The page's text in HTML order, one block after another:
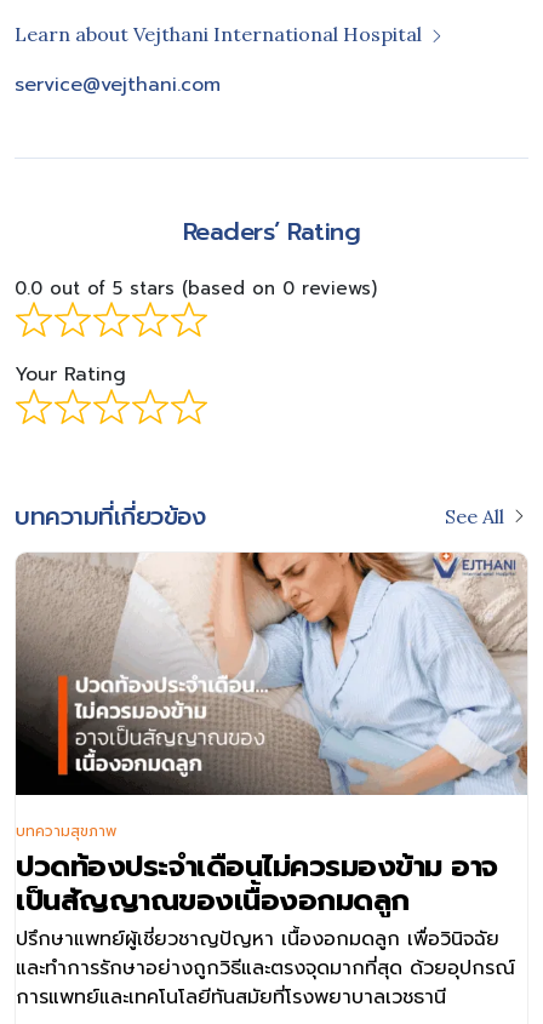
Learn about Vejthani International Hospital
service@vejthani.com
Readers’ Rating
0.0 out of 5 stars (based on 0 reviews)
Your Rating
บทความที่เกี่ยวข้อง See All
ปวดท้องประจำเดือนไม่ควรมองข้าม อาจ
เป็นสัญญาณของเนื้องอกมดลูก
ปรึกษาแพทย์ผู้เชี่ยวชาญปัญหา เนื้องอกมดลูก เพื่อวินิจฉัย
และทำการรักษาอย่างถูกวิธีและตรงจุดมากที่สุด ด้วยอุปกรณ์
การแพทย์และเทคโนโลยีทันสมัยที่โรงพยาบาลเวชธานี
บทความสุขภาพ